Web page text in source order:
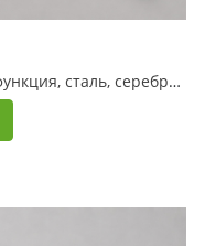
Мультитул Stinger, 110 х 27 мм, 21 функция, сталь, серебристый, в картонной коробке, в комплекте нейлоновый чехол